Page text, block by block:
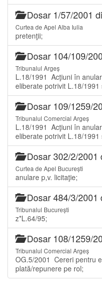
Dosar 1/57/2001
Curtea de Apel Alba Iulia
pretenţii;
Dosar 104/109/
Tribunalul Argeș
L.18/1991 Acţiuni în
eliberate potrivit L.18/1991
Dosar 109/1259/
Tribunalul Comercial Argeș
L.18/1991 Acţiuni în
eliberate potrivit L.18/1991
Dosar 302/2/2001
Curtea de Apel București
anulare p,v. licitaţie;
Dosar 484/3/2001
Tribunalul București
z*L.64/95;
Dosar 108/1259/
Tribunalul Comercial Argeș
OG.5/2001 Cereri pentru
plată/repunere pe rol;